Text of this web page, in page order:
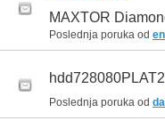
MAXTOR
Poslednja poruka od
Poslednja poruka od